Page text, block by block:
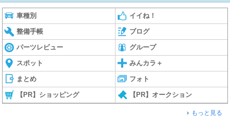
車種別 イイね！
整備手帳 ブログ
パーツレビュー グループ
スポット みんカラ＋
まとめ フォト
【PR】ショッピング 【PR】オークション
もっと見る